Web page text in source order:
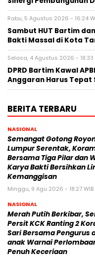
Rabu, 5 Agustus 2026 - 16:24
Sambut HUT Bartim
Bakti Massal di Kota
Selasa, 4 Agustus 2026 - 18:33
DPRD Bartim Kawal
Anggaran Harus Tepat
BERITA TERBARU
NASIONAL
Semangat Gotong
Lumpur Serentak,
Bersama Tiga Pilar dan
Karya Bakti Bersihkan
Kemanggisan
Minggu, 9 Agu 2026 - 18:27 WIB
NASIONAL
Merah Putih Berkibar,
Persit KCK Ranting 2
Sari Bersama Pengurus
anak Warnai
Penuh Keceriaan